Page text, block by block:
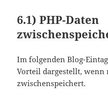
6.1)PHP-Daten
Im folgenden Blog-
Vorteil dargestellt, wenn
zwischenspeichert.